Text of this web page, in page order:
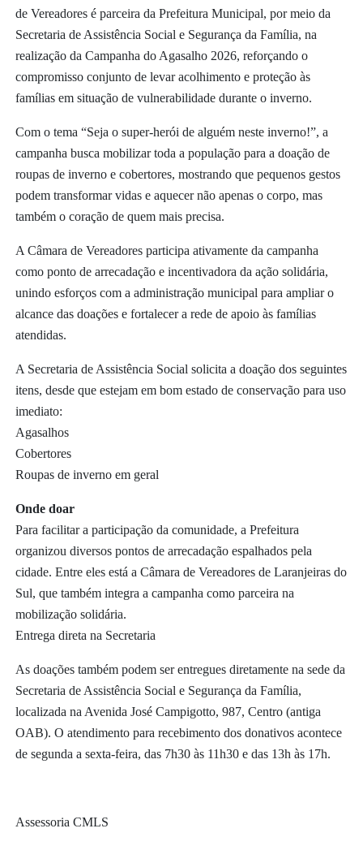
de Vereadores é parceira da Prefeitura Municipal, por meio da
Secretaria de Assistência Social e Segurança da Família, na
realização da Campanha do Agasalho 2026, reforçando o
compromisso conjunto de levar acolhimento e proteção às
famílias em situação de vulnerabilidade durante o inverno.
Com o tema “Seja o super-herói de alguém neste inverno!”, a
campanha busca mobilizar toda a população para a doação de
roupas de inverno e cobertores, mostrando que pequenos gestos
podem transformar vidas e aquecer não apenas o corpo, mas
também o coração de quem mais precisa.
A Câmara de Vereadores participa ativamente da campanha
como ponto de arrecadação e incentivadora da ação solidária,
unindo esforços com a administração municipal para ampliar o
alcance das doações e fortalecer a rede de apoio às famílias
atendidas.
A Secretaria de Assistência Social solicita a doação dos seguintes
itens, desde que estejam em bom estado de conservação para uso
imediato:
Agasalhos
Cobertores
Roupas de inverno em geral
Onde doar
Para facilitar a participação da comunidade, a Prefeitura
organizou diversos pontos de arrecadação espalhados pela
cidade. Entre eles está a Câmara de Vereadores de Laranjeiras do
Sul, que também integra a campanha como parceira na
mobilização solidária.
Entrega direta na Secretaria
As doações também podem ser entregues diretamente na sede da
Secretaria de Assistência Social e Segurança da Família,
localizada na Avenida José Campigotto, 987, Centro (antiga
OAB). O atendimento para recebimento dos donativos acontece
de segunda a sexta-feira, das 7h30 às 11h30 e das 13h às 17h.
Assessoria CMLS